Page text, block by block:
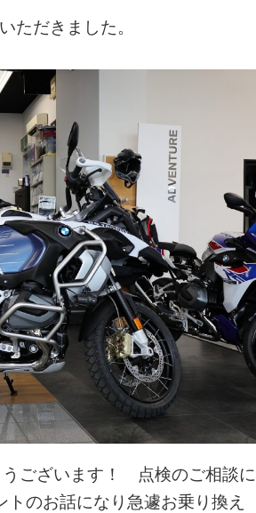
ただきました。
ございます！ 点検のご相談に
のお話になり急遽お乗り換え